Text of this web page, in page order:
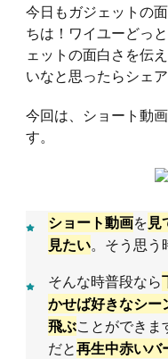
今日もガジェットの
ちは！ワイユーどっ
ェットの面白さを伝
いなと思ったらシェ
今回は、ショート動
す。
ショート動画を見
見たい。そう思う
そんな時普段なら
かせば好きなシー
飛ぶことができま
だと再生中赤いバ